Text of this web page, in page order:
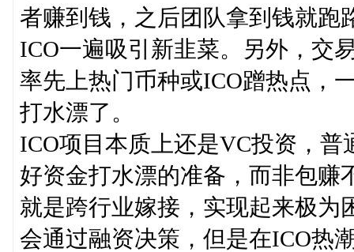
者赚到钱，之后团队拿到钱就跑
ICO一遍吸引新韭菜。另外，交
率先上热门币种或ICO蹭热点，
打水漂了。
ICO项目本质上还是VC投资，
好资金打水漂的准备，而非包赚
就是跨行业嫁接，实现起来极为
会通过融资决策，但是在ICO热